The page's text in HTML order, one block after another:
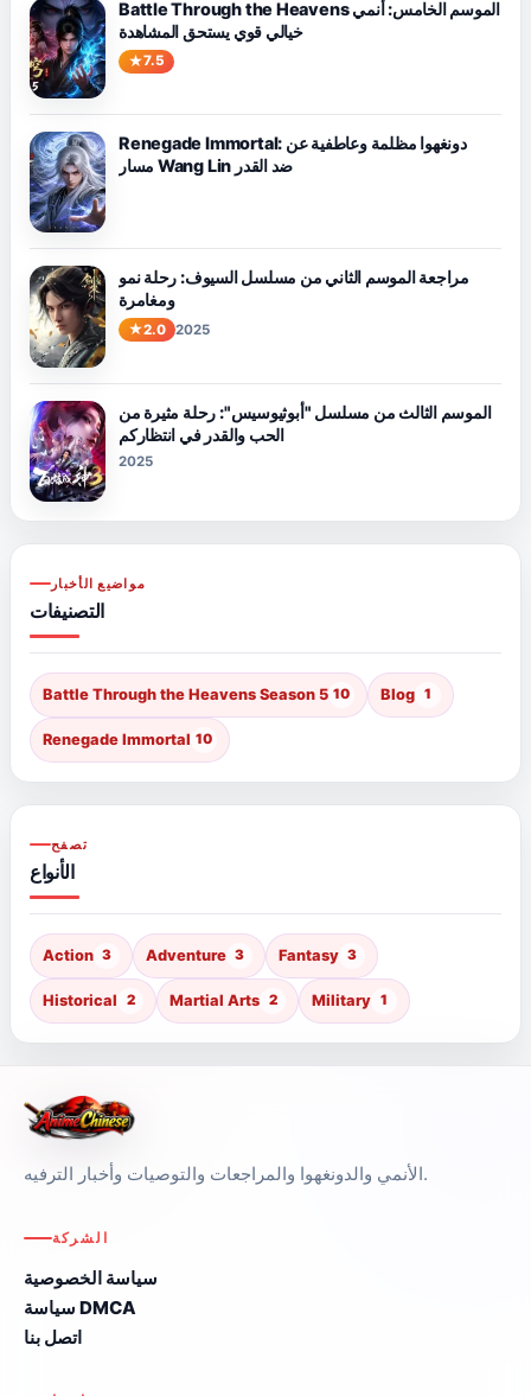
Battle Through the Heavens الموسم الخامس: أنمي
خيالي قوي يستحق المشاهدة
7.5
Renegade Immortal: دونغهوا مظلمة وعاطفية عن
مسار Wang Lin ضد القدر
مراجعة الموسم الثاني من مسلسل السيوف: رحلة نمو
ومغامرة
2.0 2025
الموسم الثالث من مسلسل "أبوثيوسيس": رحلة مثيرة من
الحب والقدر في انتظاركم
2025
مواضيع الأخبار
التصنيفات
Battle Through the Heavens Season 5 10 Blog 1
Renegade Immortal 10
تصفح
الأنواع
Action 3 Adventure 3 Fantasy 3
Historical 2 Martial Arts 2 Military 1
الأنمي والدونغهوا والمراجعات والتوصيات وأخبار الترفيه.
الشركة
سياسة الخصوصية
سياسة DMCA
اتصل بنا